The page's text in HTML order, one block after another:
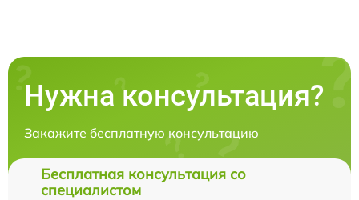
Нужна консультация?
Закажите бесплатную консультацию
Бесплатная консультация со
специалистом